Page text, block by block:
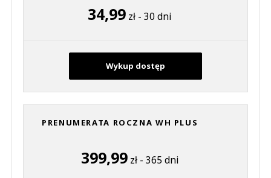
34,99 zł - 30 dni
Wykup dostęp
PRENUMERATA ROCZNA WH PLUS
399,99zł - 365 dni